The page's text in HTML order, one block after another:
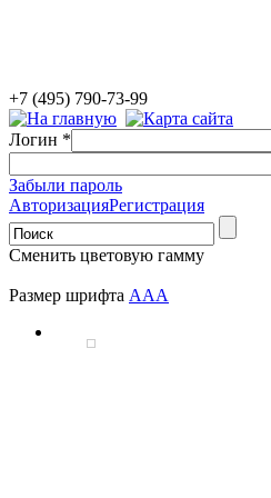
+7 (495) 790-73-99
Логин *
Забыли пароль
АвторизацияРегистрация
Сменить цветовую гамму
Размер шрифта AAA